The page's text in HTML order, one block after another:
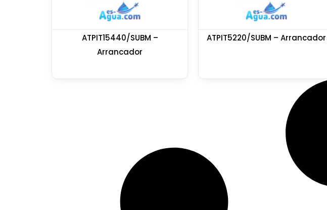
ATPIT15440/SUBM –
Arrancador
ATPIT5220/SUBM – Arrancador